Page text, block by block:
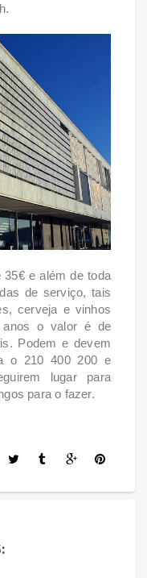
e além de toda
de serviço, tais
cerveja e vinhos
o valor é de
Podem e devem
o 210 400 200 e
lugar para
para o fazer.